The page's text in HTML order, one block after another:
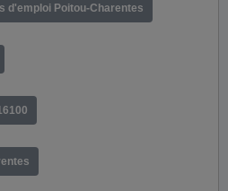
d'emploi Poitou-Charentes